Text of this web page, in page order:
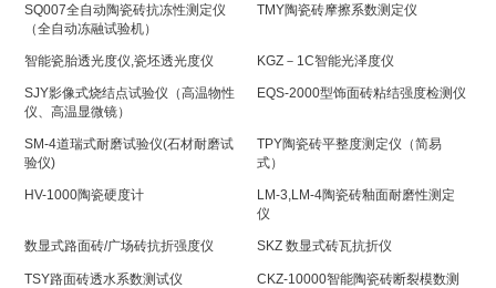
SQ007全自动陶瓷砖抗冻性测定仪
（全自动冻融试验机）
TMY陶瓷砖摩擦系数测定仪
智能瓷胎透光度仪,瓷坯透光度仪 KGZ－1C智能光泽度仪
SJY影像式烧结点试验仪（高温物性
仪、高温显微镜）
EQS-2000型饰面砖粘结强度检测仪
SM-4道瑞式耐磨试验仪(石材耐磨试
验仪)
TPY陶瓷砖平整度测定仪（简易
式）
HV-1000陶瓷硬度计
LM-3,LM-4陶瓷砖釉面耐磨性测定
仪
数显式路面砖/广场砖抗折强度仪 SKZ 数显式砖瓦抗折仪
TSY路面砖透水系数测试仪
CKZ-10000智能陶瓷砖断裂模数测